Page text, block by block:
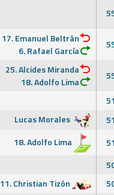
17. Emanuel Beltrán
6. Rafael García
25. Alcides Miranda
18. Adolfo Lima
Lucas Morales
18. Adolfo Lima
11. Christian Tizón